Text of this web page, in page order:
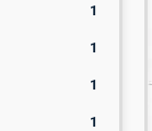
1
1
1
1